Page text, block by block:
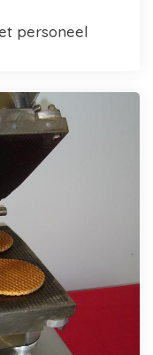
personeel